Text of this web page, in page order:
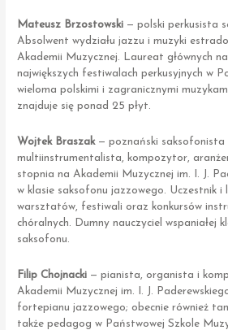
Mateusz Brzostowski — polski perkusista
Absolwent wydziału jazzu i muzyki
Akademii Muzycznej. Laureat głównych
największych festiwalach perkusyjnych w
wieloma polskimi i zagranicznymi
znajduje się ponad 25 płyt.
Wojtek Braszak— poznański saksofonista
multiinstrumentalista, kompozytor,
stopnia na Akademii Muzycznej im. I. J.
w klasie saksofonu jazzowego. Uczestnik i
warsztatów, festiwali oraz konkursów
chóralnych. Dumny nauczyciel wspaniałej
saksofonu.
Filip Chojnacki — pianista, organista i
Akademii Muzycznej im. I. J.
fortepianu jazzowego; obecnie również
także pedagog w Państwowej Szkole